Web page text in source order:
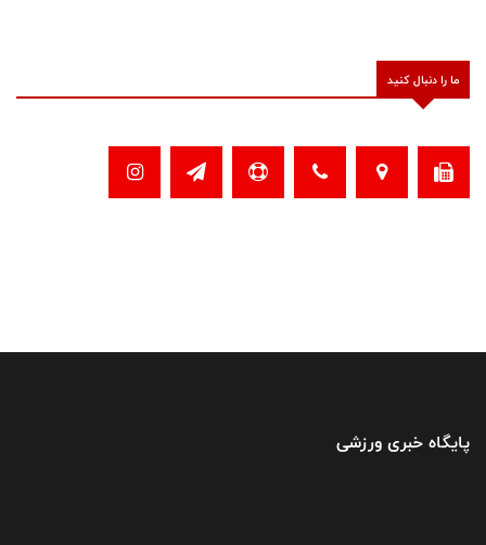
ما را دنبال کنید
پایگاه خبری ورزشی